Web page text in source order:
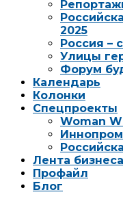
2025
Россия –
Улицы
Форум
Календарь
Колонки
Спецпроекты
Woman
Иннопром
Лента бизнеса
Профайл
Блог